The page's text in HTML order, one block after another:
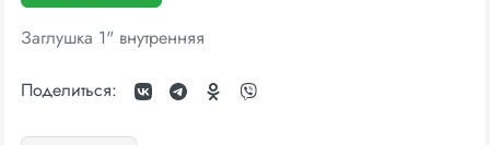
Заглушка 1" внутренняя
Поделиться: